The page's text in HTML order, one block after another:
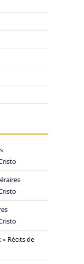
« Récits de